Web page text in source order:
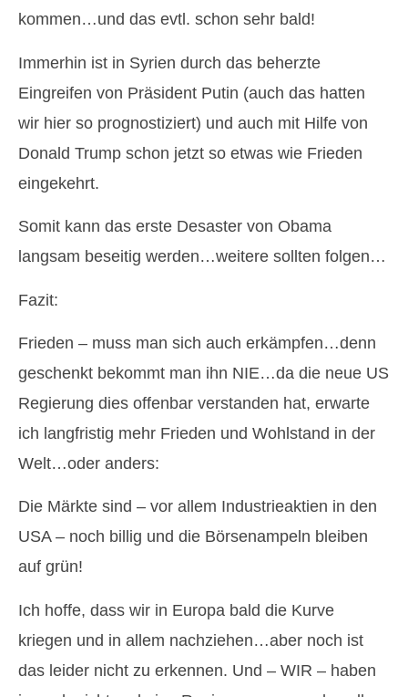
kommen…und das evtl. schon sehr bald!
Immerhin ist in Syrien durch das beherzte
Eingreifen von Präsident Putin (auch das hatten
wir hier so prognostiziert) und auch mit Hilfe von
Donald Trump schon jetzt so etwas wie Frieden
eingekehrt.
Somit kann das erste Desaster von Obama
langsam beseitig werden…weitere sollten folgen…
Fazit:
Frieden – muss man sich auch erkämpfen…denn
geschenkt bekommt man ihn NIE…da die neue US
Regierung dies offenbar verstanden hat, erwarte
ich langfristig mehr Frieden und Wohlstand in der
Welt…oder anders:
Die Märkte sind – vor allem Industrieaktien in den
USA – noch billig und die Börsenampeln bleiben
auf grün!
Ich hoffe, dass wir in Europa bald die Kurve
kriegen und in allem nachziehen…aber noch ist
das leider nicht zu erkennen. Und – WIR – haben